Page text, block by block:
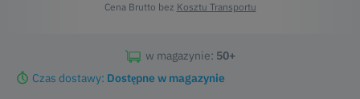
Cena Brutto bez Kosztu Transportu
w magazynie: 50+
Czas dostawy: Dostępne w magazynie